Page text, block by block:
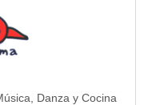
Danza y Cocina